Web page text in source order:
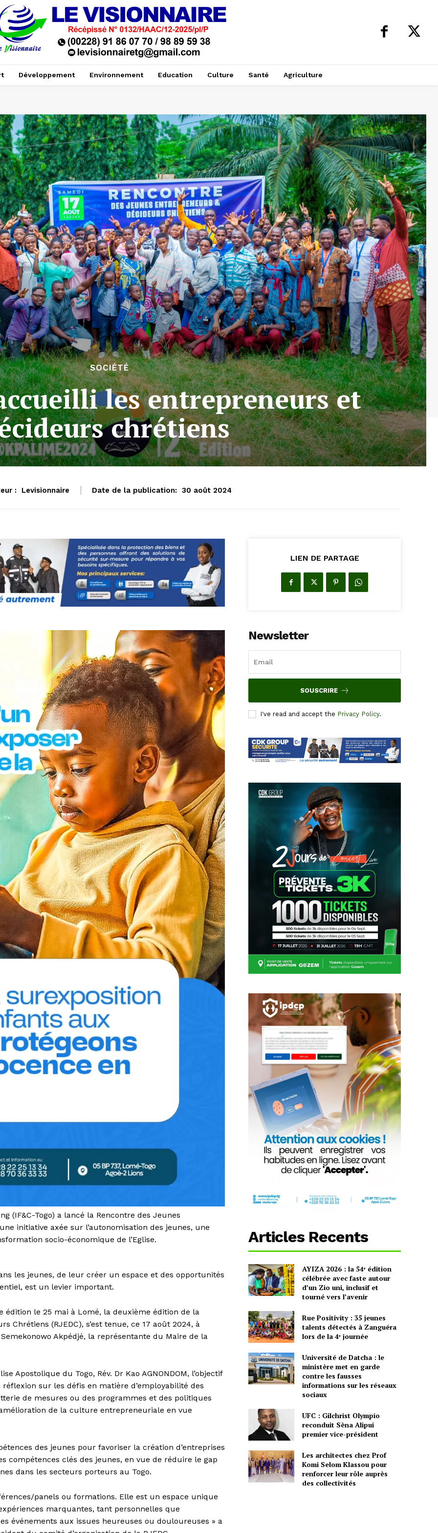
Développement Environnement Education Culture Santé Agriculture
SOCIÉTÉ
les entrepreneurs et
chrétiens
: Levisionnaire Date de la publication: 30 août 2024
(IF&C-Togo) a lancé la Rencontre des Jeunes
initiative axée sur l’autonomisation des jeunes, une
socio-économique de l’Eglise.
les jeunes, de leur créer un espace et des opportunités
est un levier important.
le 25 mai à Lomé, la deuxième édition de la
Chrétiens (RJEDC), s’est tenue, ce 17 août 2024, à
Akpédjé, la représentante du Maire de la
Apostolique du Togo, Rév. Dr Kao AGNONDOM, l’objectif
sur les défis en matière d’employabilité des
de mesures ou des programmes et des politiques
de la culture entrepreneuriale en vue
des jeunes pour favoriser la création d’entreprises
compétences clés des jeunes, en vue de réduire le gap
dans les secteurs porteurs au Togo.
panels ou formations. Elle est un espace unique
marquantes, tant personnelles que
événements aux issues heureuses ou douloureuses » a
LIEN DE PARTAGE
Newsletter
SOUSCRIRE
I've read and accept the Privacy Policy.
Articles Recents
AYIZA 2026 : la 54ᵉ édition
célébrée avec faste autour
d’un Zio uni, inclusif et
tourné vers l’avenir
Rue Positivity : 35 jeunes
talents détectés à Zanguéra
lors de la 4ᵉ journée
Université de Datcha : le
ministère met en garde
contre les fausses
informations sur les réseaux
sociaux
UFC : Gilchrist Olympio
reconduit Sèna Alipui
premier vice-président
Les architectes chez Prof
Komi Selom Klassou pour
renforcer leur rôle auprès
des collectivités